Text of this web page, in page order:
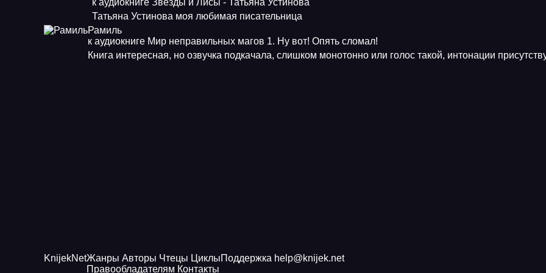
к аудиокниге Звезды и Лисы - Татьяна Устинова
Татьяна Устинова моя любимая писательница
Рамиль
к аудиокниге Мир неправильных магов 1. Ну вот! Опять сломал!
Книга интересная, но озвучка подкачала, слишком монотонно или голос такой, интонации
KnijekNetЖанры Авторы Чтецы Циклы
Правообладателям Контакты
Поддержка help@knijek.net